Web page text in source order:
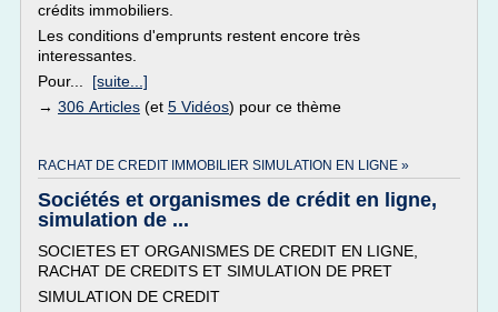
crédits immobiliers.
Les conditions d'emprunts restent encore très
interessantes.
Pour... [suite...]
→ 306 Articles (et 5 Vidéos) pour ce thème
RACHAT DE CREDIT IMMOBILIER SIMULATION EN LIGNE »
Sociétés et organismes de crédit en ligne,
simulation de ...
SOCIETES ET ORGANISMES DE CREDIT EN LIGNE,
RACHAT DE CREDITS ET SIMULATION DE PRET
SIMULATION DE CREDIT